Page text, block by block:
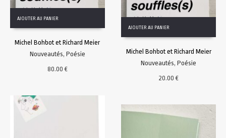
AJOUTER AU PANIER
Michel Bohbot et Richard Meier
Nouveautés, Poésie
80.00€
AJOUTER AU PANIER
Michel Bohbot et Richard Meier
Nouveautés,Poésie
20.00€